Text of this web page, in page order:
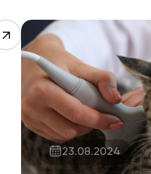
23.08.2024